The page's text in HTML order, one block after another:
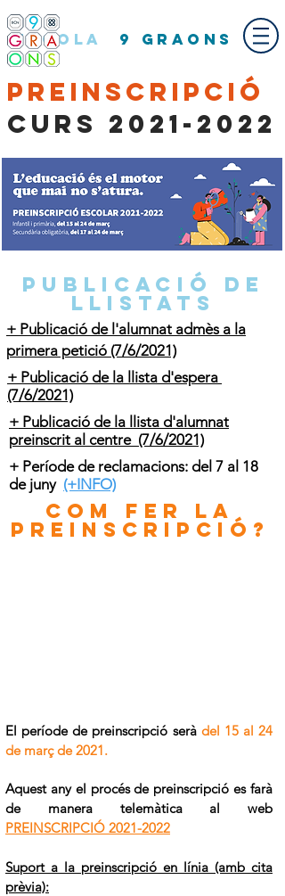
ESCOLA 9 GRAONS
PREINSCRIPCIÓ
Curs 2021-2022
PUBLICACIÓ DE
LLISTATS
+ Publicació de l'alumnat admès a la
primera petició (7/6/2021)
+ Publicació de la llista d'espera
(7/6/2021)
+ Publicació de la llista d'alumnat
preinscrit al centre (7/6/2021)
+ Període de reclamacions: del 7 al 18
de juny (+INFO)
COM FER LA
PREINSCRIPCIÓ?
El període de preinscripció serà del 15 al 24
de març de 2021.
Aquest any el procés de preinscripció es farà
de manera telemàtica al web
PREINSCRIPCIÓ 2021-2022
Suport a la preinscripció en línia (amb cita
prèvia):